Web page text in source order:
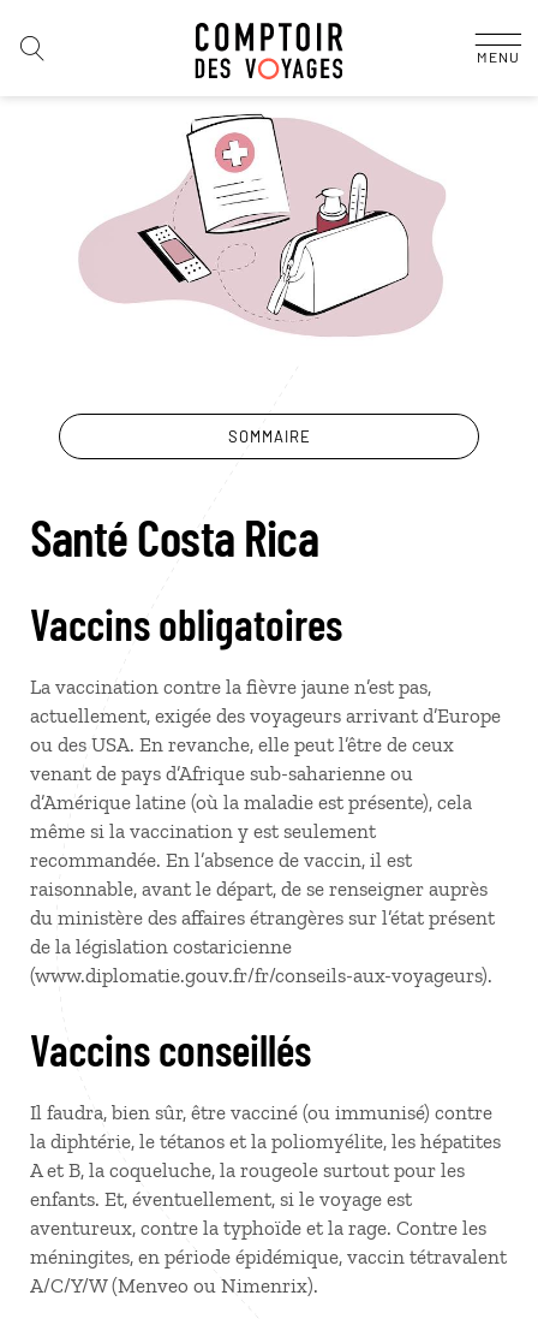
MENU
SOMMAIRE
Santé Costa Rica
Vaccins obligatoires
La vaccination contre la fièvre jaune n’est pas,
actuellement, exigée des voyageurs arrivant d’Europe
ou des USA. En revanche, elle peut l’être de ceux
venant de pays d’Afrique sub-saharienne ou
d’Amérique latine (où la maladie est présente), cela
même si la vaccination y est seulement
recommandée. En l’absence de vaccin, il est
raisonnable, avant le départ, de se renseigner auprès
du ministère des affaires étrangères sur l’état présent
de la législation costaricienne
(www.diplomatie.gouv.fr/fr/conseils-aux-voyageurs).
Vaccins conseillés
Il faudra, bien sûr, être vacciné (ou immunisé) contre
la diphtérie, le tétanos et la poliomyélite, les hépatites
A et B, la coqueluche, la rougeole surtout pour les
enfants. Et, éventuellement, si le voyage est
aventureux, contre la typhoïde et la rage. Contre les
méningites, en période épidémique, vaccin tétravalent
A/C/Y/W (Menveo ou Nimenrix).